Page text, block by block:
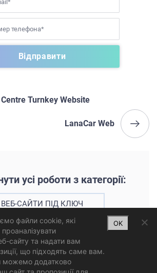
Turnkey Website
LanaCar Web
усі роботи з категорії:
ВЕБ-САЙТИ ПІД КЛЮЧ
файли cookie, які
сайту та надати вам
що підходять саме вам.
додатково
OK